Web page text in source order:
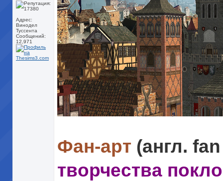
Адрес:
Винодел
Туссента
Сообщений:
12,971
Фан-арт (англ.
творчества